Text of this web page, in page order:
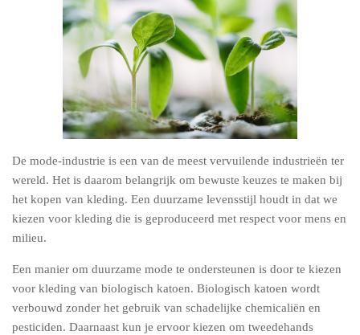
De mode-industrie is een van de meest vervuilende industrieën ter
wereld. Het is daarom belangrijk om bewuste keuzes te maken bij
het kopen van kleding. Een duurzame levensstijl houdt in dat we
kiezen voor kleding die is geproduceerd met respect voor mens en
milieu.
Een manier om duurzame mode te ondersteunen is door te kiezen
voor kleding van biologisch katoen. Biologisch katoen wordt
verbouwd zonder het gebruik van schadelijke chemicaliën en
pesticiden. Daarnaast kun je ervoor kiezen om tweedehands